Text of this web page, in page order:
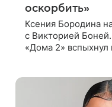
оскорбить»
Ксения Бородина
с Викторией
«Дома 2»